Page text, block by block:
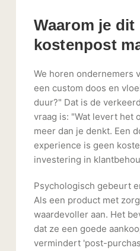
Waarom je dit
kostenpost
We horen ondernemers
een custom doos en
duur?" Dat is de
vraag is: "Wat levert het
meer dan je denkt. Een
experience is geen
investering in
Psychologisch gebeurt
Als een product met
waardevoller aan. Het
dat ze een goede
vermindert 'post-